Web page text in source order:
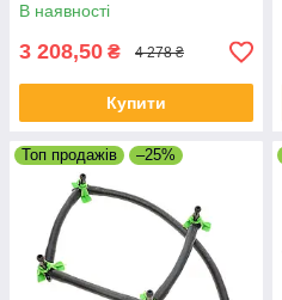
В наявності
3 208,50 ₴ 4 278 ₴
Купити
Топ продажів –25%